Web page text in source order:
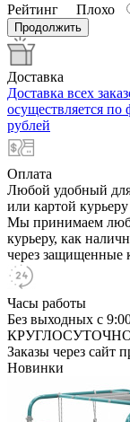
Рейтинг Плохо
Продолжить
Доставка
Доставка всех
осуществляется
рублей
Оплата
Любой удобный для
или картой курьеру
Мы принимаем
курьеру, как
через защищенные
Часы работы
Без выходных с
Заказы через сайт
Новинки